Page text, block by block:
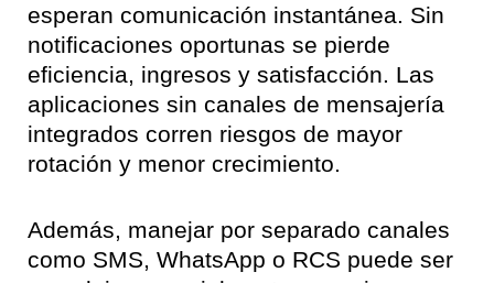
esperan comunicación instantánea. Sin
notificaciones oportunas se pierde
eficiencia, ingresos y satisfacción. Las
aplicaciones sin canales de mensajería
integrados corren riesgos de mayor
rotación y menor crecimiento.
Además, manejar por separado canales
como SMS, WhatsApp o RCS puede ser